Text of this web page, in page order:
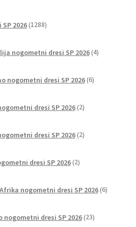
2026 1288izdelkov
nogometni dresi SP 2026 4izdelki
nogometni dresi SP 2026 6izdelkov
dresi SP 2026 2izdelka
dresi SP 2026 2izdelka
dresi SP 2026 2izdelka
nogometni dresi SP 2026 6izdelkov
nogometni dresi SP 2026 23izdelkov